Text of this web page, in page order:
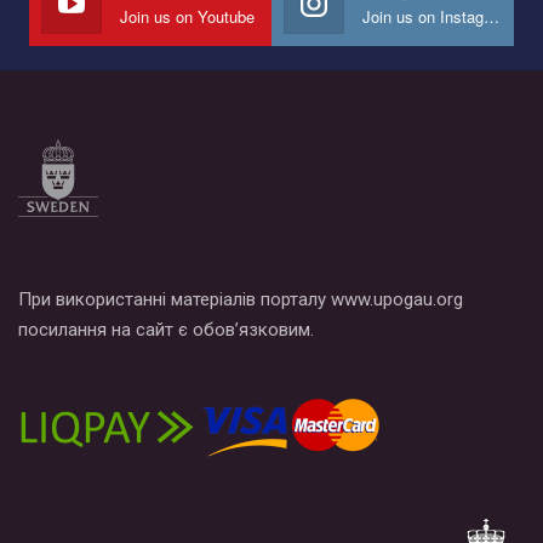
Все, что вам нужно сделать - это зайти на наш канал YouTube
Join us on Youtube Join us on Instagram
При використанні матеріалів порталу www.upogau.org
посилання на сайт є обов’язковим.